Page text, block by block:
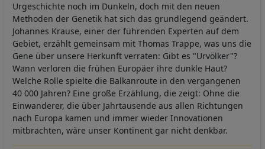
Urgeschichte noch im Dunkeln, doch mit den neuen
Methoden der Genetik hat sich das grundlegend geändert.
Johannes Krause, einer der führenden Experten auf dem
Gebiet, erzählt gemeinsam mit Thomas Trappe, was uns die
Gene über unsere Herkunft verraten: Gibt es "Urvölker"?
Wann verloren die frühen Europäer ihre dunkle Haut?
Welche Rolle spielte die Balkanroute in den vergangenen
40 000 Jahren? Eine große Erzählung, die zeigt: Ohne die
Einwanderer, die über Jahrtausende aus allen Richtungen
nach Europa kamen und immer wieder Innovationen
mitbrachten, wäre unser Kontinent gar nicht denkbar.